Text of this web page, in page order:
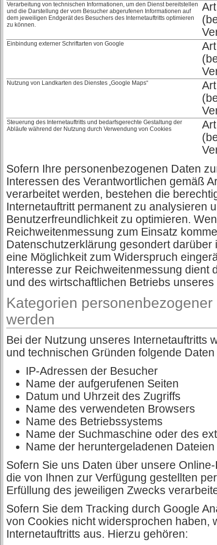
Verarbeitung von technischen Informationen, um den Dienst bereitstellen
und die Darstellung der vom Besucher abgerufenen Informationen auf
dem jeweiligen Endgerät des Besuchers des Internetauftritts optimieren
zu können.
Einbindung externer Schriftarten von Google
Nutzung von Landkarten des Dienstes „Google Maps“
Steuerung des Internetauftritts und bedarfsgerechte Gestaltung der
Abläufe während der Nutzung durch Verwendung von Cookies
Sofern Ihre personenbezogenen Daten
Interessen des Verantwortlichen gemäß
verarbeitet werden, bestehen die
Internetauftritt permanent zu analysieren
Benutzerfreundlichkeit zu optimieren.
Reichweitenmessung zum Einsatz
Datenschutzerklärung gesondert darüber
eine Möglichkeit zum Widerspruch
Interesse zur Reichweitenmessung dient
und des wirtschaftlichen Betriebs
Kategorien
werden
Bei der Nutzung unseres Internetauftritts
und technischen Gründen folgende
IP-Adressen der Besucher
Name der aufgerufenen Seiten
Datum und Uhrzeit des Zugriffs
Name des verwendeten Browsers
Name des Betriebssystems
Name der Suchmaschine oder des
Name der heruntergeladenen Dateien
Sofern Sie uns Daten über unsere
die von Ihnen zur Verfügung gestellten
Erfüllung des jeweiligen Zwecks
Sofern Sie dem Tracking durch Google
von Cookies nicht widersprochen haben,
Internetauftritts aus. Hierzu gehören: